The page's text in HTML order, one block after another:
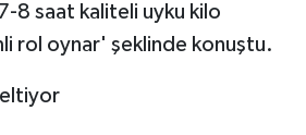
8 saat kaliteli uyku kilo
rol oynar' şeklinde konuştu.